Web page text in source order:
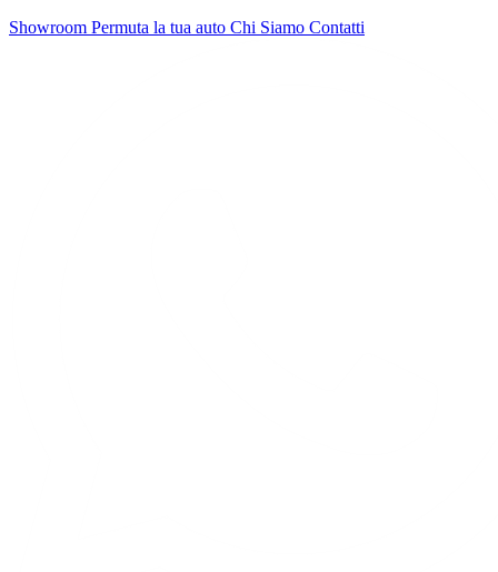
Showroom Permuta la tua auto Chi Siamo Contatti